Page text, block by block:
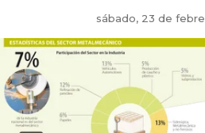
sábado, 23 de